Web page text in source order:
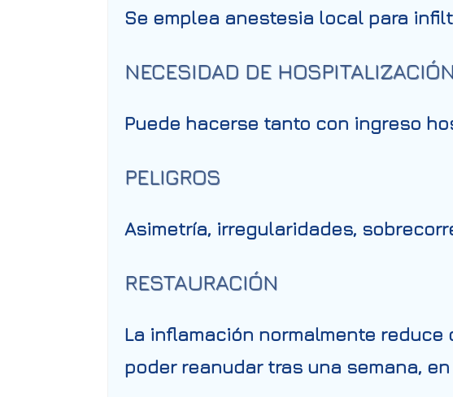
Se emplea anestesia local para
NECESIDAD DE
Puede hacerse tanto con ingreso
PELIGROS
Asimetría, irregularidades,
RESTAURACIÓN
La inflamación normalmente
poder reanudar tras una semana,